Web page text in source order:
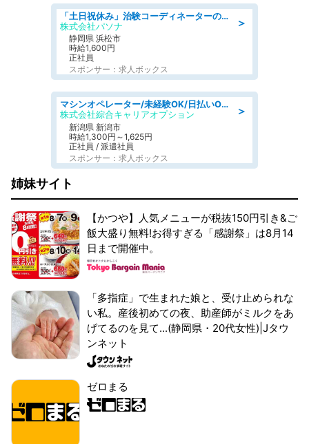
＞
「土日祝休み」治験コーディネーターのお仕事/未経験OK
株式会社パソナ
静岡県 浜松市
時給1,600円
正社員
スポンサー：求人ボックス
＞
マシンオペレーター/未経験OK/日払いOK/寮費無料/交替制/20・30・40代活躍中
株式会社綜合キャリアオプション
新潟県 新潟市
時給1,300円～1,625円
正社員 / 派遣社員
スポンサー：求人ボックス
姉妹サイト
【かつや】人気メニューが税抜150円引き&ご
飯大盛り無料!お得すぎる「感謝祭」は8月14
日まで開催中。
「多指症」で生まれた娘と、受け止められな
い私。産後初めての夜、助産師がミルクをあ
げてるのを見て...(静岡県・20代女性)|Jタウ
ンネット
ゼロまる